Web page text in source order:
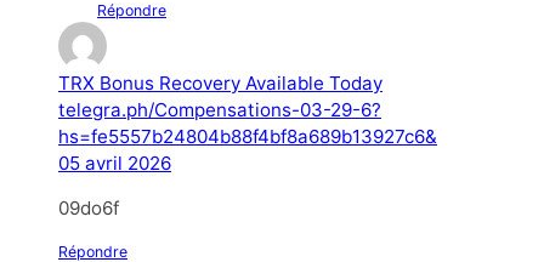
Répondre
TRX Bonus Recovery Available Today
telegra.ph/Compensations-03-29-6?
hs=fe5557b24804b88f4bf8a689b13927c6&
05 avril 2026
09do6f
Répondre